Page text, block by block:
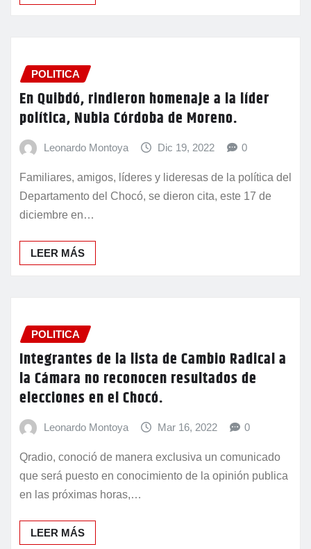
POLITICA
En Quibdó, rindieron homenaje a la líder
política, Nubia Córdoba de Moreno.
Leonardo Montoya Dic 19, 2022 0
Familiares, amigos, líderes y lideresas de la política del
Departamento del Chocó, se dieron cita, este 17 de
diciembre en…
LEER MÁS
POLITICA
Integrantes de la lista de Cambio Radical a
la Cámara no reconocen resultados de
elecciones en el Chocó.
Leonardo Montoya Mar 16, 2022 0
Qradio, conoció de manera exclusiva un comunicado
que será puesto en conocimiento de la opinión publica
en las próximas horas,…
LEER MÁS